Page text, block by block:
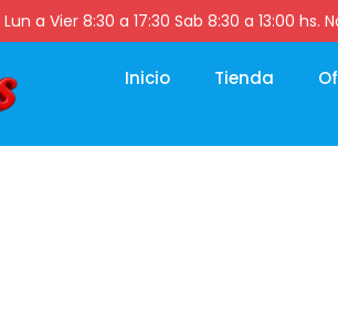
Lun a Vier 8:30 a 17:30 Sab 8:30 a 13:00
Inicio Tienda